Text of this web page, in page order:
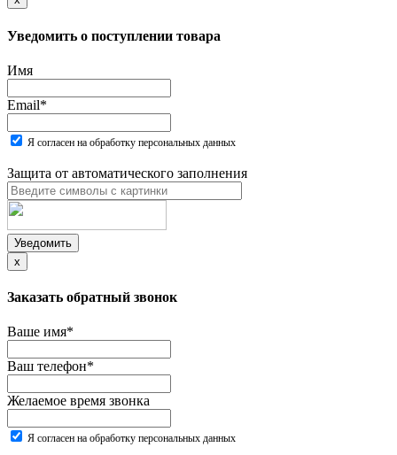
Уведомить о поступлении товара
Имя
Email*
Я согласен на обработку персональных данных
Защита от автоматического заполнения
Уведомить
x
Заказать обратный звонок
Ваше имя*
Ваш телефон*
Желаемое время звонка
Я согласен на обработку персональных данных